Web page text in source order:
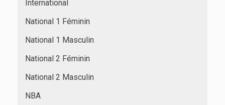
International
National 1 Féminin
National 1 Masculin
National 2 Féminin
National 2 Masculin
NBA